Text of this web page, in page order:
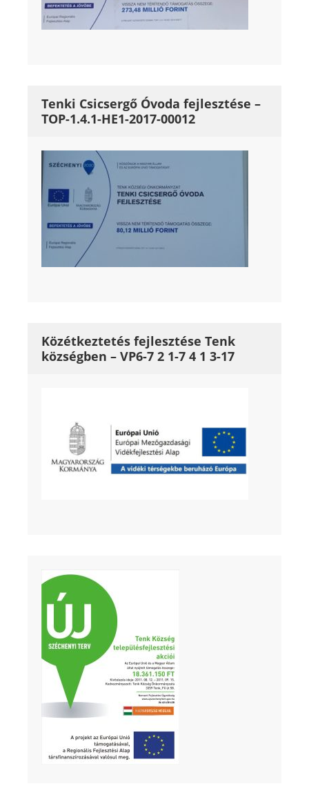
Tenki Csicsergő Óvoda fejlesztése –
TOP-1.4.1-HE1-2017-00012
Közétkeztetés fejlesztése Tenk
községben – VP6-7 2 1-7 4 1 3-17